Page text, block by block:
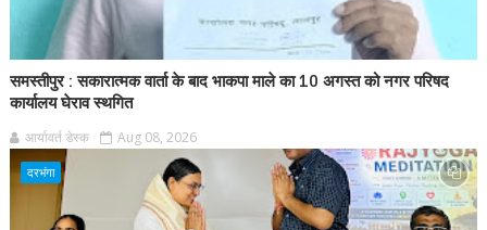
समस्तीपुर : सकारात्मक वार्ता के बाद भाकपा माले का 10 अगस्त को नगर परिषद
कार्यालय घेराव स्थगित
आर्यावर्त डेस्क Aug 08, 2026
दरभंगा